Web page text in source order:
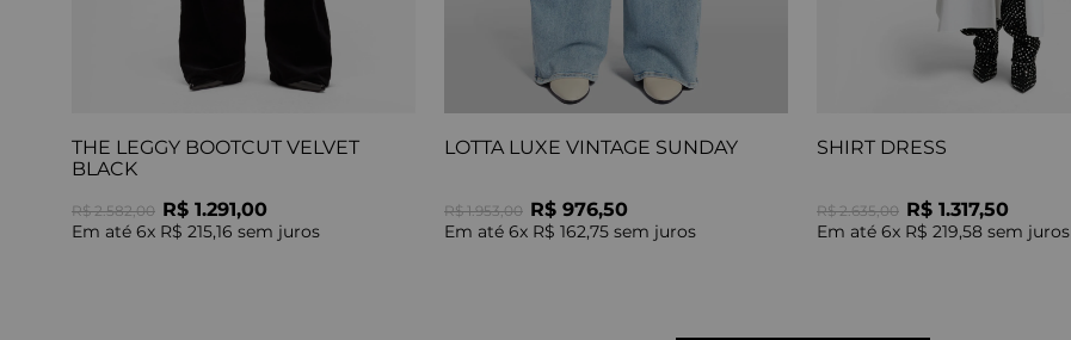
THE LEGGY BOOTCUT VELVET
BLACK
R$ 2.582,00 R$ 1.291,00
Em até 6x R$ 215,16 sem juros
LOTTA LUXE VINTAGE SUNDAY
R$ 1.953,00 R$ 976,50
Em até 6x R$ 162,75 sem juros
SHIRT DRESS
R$ 2.635,00 R$ 1.317,50
Em até 6x R$ 219,58 sem juros